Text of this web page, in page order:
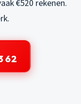
€520 rekenen.
62